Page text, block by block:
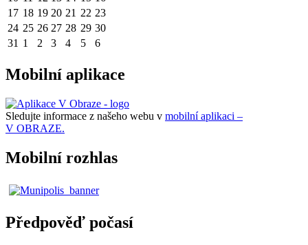
17 18 19 20 21 22 23
24 25 26 27 28 29 30
31 1 2 3 4 5 6
Mobilní aplikace
Sledujte informace z našeho webu v mobilní aplikaci –
V OBRAZE.
Mobilní rozhlas
Předpověď počasí